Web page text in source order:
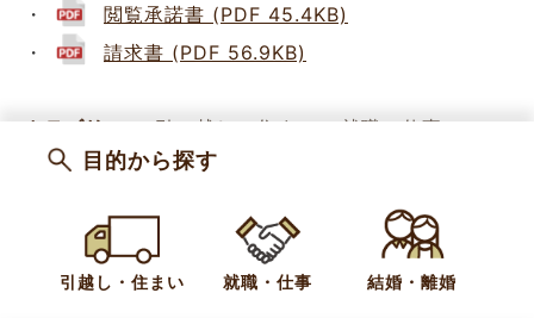
・
閲覧承諾書 (PDF 45.4KB)
・
請求書 (PDF 56.9KB)
カテゴリー 引っ越し・住まい
就職・仕事
お知らせ
お問い合わせ
目的から探す
引越し・住まい 就職・仕事 結婚・離婚